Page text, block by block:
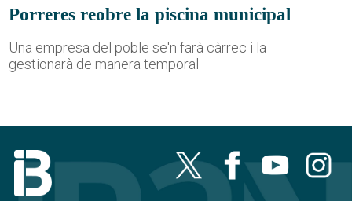
Porreres reobre la piscina municipal
Una empresa del poble se'n farà càrrec i la
gestionarà de manera temporal